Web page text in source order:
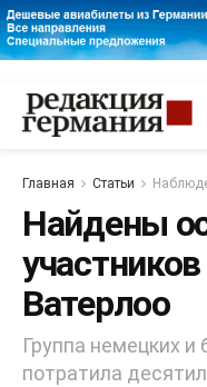
Главная Статьи
Найдены
Ватерлоо
Группа немецких и
потратила